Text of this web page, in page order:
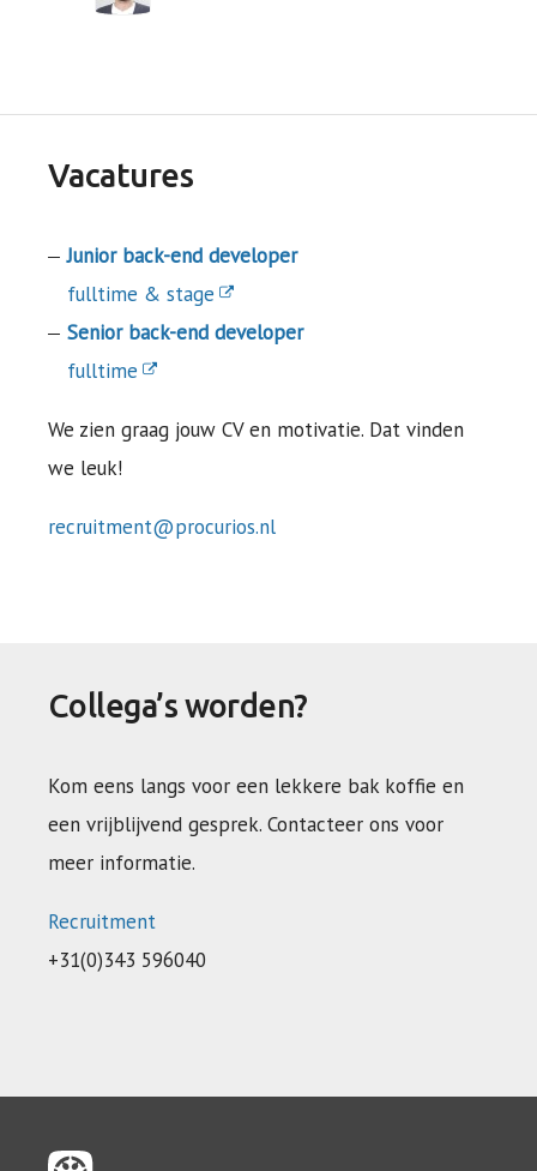
Vacatures
Junior back-end developer
fulltime & stage
Senior back-end developer
fulltime
We zien graag jouw CV en motivatie. Dat vinden
we leuk!
recruitment@procurios.nl
Collega’s worden?
Kom eens langs voor een lekkere bak koffie en
een vrijblijvend gesprek. Contacteer ons voor
meer informatie.
Recruitment
+31(0)343 596040